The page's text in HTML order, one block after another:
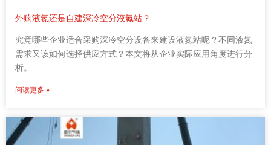
外购液氮还是自建深冷空分液氮站？
究竟哪些企业适合采购深冷空分设备来建设液氮站呢？不同液氮
需求又该如何选择供应方式？本文将从企业实际应用角度进行分
析。
阅读更多 »